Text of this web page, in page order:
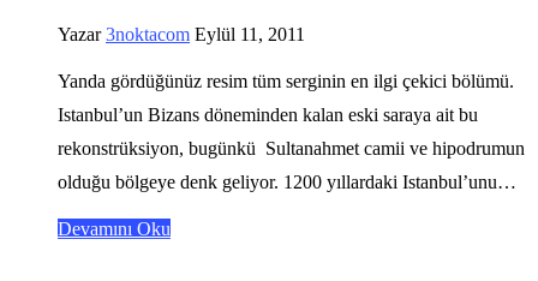
Yazar3noktacom Eylül 11, 2011
Yanda gördüğünüz resim tüm serginin en ilgi çekici bölümü.
Istanbul’un Bizans döneminden kalan eski saraya ait bu
rekonstrüksiyon, bugünkü Sultanahmet camii ve hipodrumun
olduğu bölgeye denk geliyor. 1200 yıllardaki Istanbul’unu…
Devamını Oku